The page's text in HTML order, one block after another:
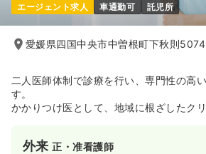
給与 時給1,630円〜
時間 9:00～12:30
日祝休み
時給1,600円以上可
気になる
夜勤のみ（パート）
エージェント求人 車通勤可 託児所
愛媛県四国中央市中曽根町下秋則5074
二人医師体制で診療を行い、専門性の高
す。
かかりつけ医として、地域に根ざしたク
外来正・准看護師